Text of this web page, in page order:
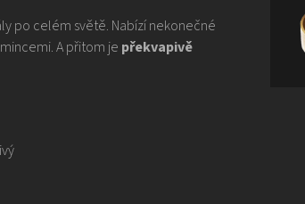
po celém světě. Nabízí nekonečné
A přitom je překvapivě